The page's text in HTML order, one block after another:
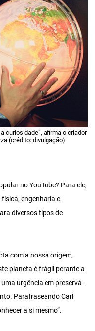
curiosidade”, afirma o criador
(crédito: divulgação)
no YouTube? Para ele,
engenharia e
diversos tipos de
com a nossa origem,
planeta é frágil perante a
urgência em preservá-
Parafraseando Carl
a si mesmo”.